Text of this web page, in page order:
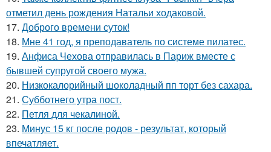
отметил день рождения Натальи ходаковой.
17. Доброго времени суток!
18. Мне 41 год, я преподаватель по системе пилатес.
19. Анфиса Чехова отправилась в Париж вместе с
бывшей супругой своего мужа.
20. Низкокалорийный шоколадный пп торт без сахара.
21. Субботнего утра пост.
22. Петля для чекалиной.
23. Минус 15 кг после родов - результат, который
впечатляет.